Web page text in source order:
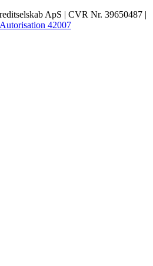
ApS | CVR Nr. 39650487 |
42007